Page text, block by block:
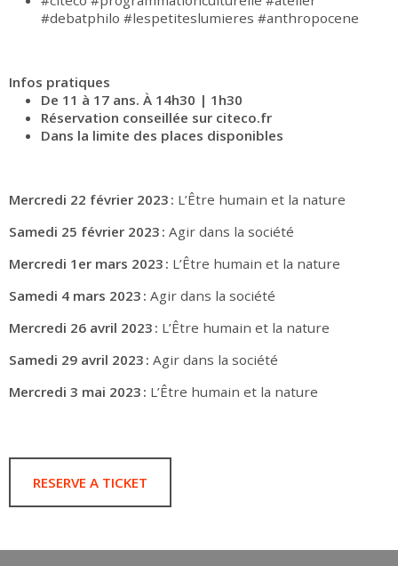
#debatphilo #lespetiteslumieres #anthropocene
Infos pratiques
De 11 à 17 ans. À 14h30 | 1h30
Réservation conseillée sur citeco.fr
Dans la limite des places disponibles
Mercredi 22 février 2023 : L’Être humain et la nature
Samedi 25 février 2023 : Agir dans la société
Mercredi 1er mars 2023 : L’Être humain et la nature
Samedi 4 mars 2023 : Agir dans la société
Mercredi 26 avril 2023 : L’Être humain et la nature
Samedi 29 avril 2023 : Agir dans la société
Mercredi 3 mai 2023 : L’Être humain et la nature
RESERVE A TICKET